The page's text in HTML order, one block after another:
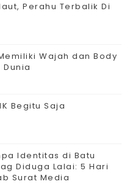
Perahu Terbalik Di
Wajah dan Body
Begitu Saja
Identitas di Batu
Diduga Lalai: 5 Hari
Surat Media